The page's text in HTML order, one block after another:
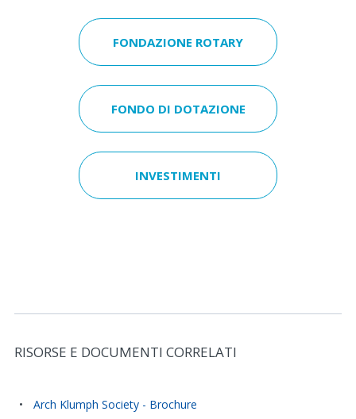
FONDAZIONE ROTARY
FONDO DI DOTAZIONE
INVESTIMENTI
RISORSE E DOCUMENTI CORRELATI
Arch Klumph Society - Brochure